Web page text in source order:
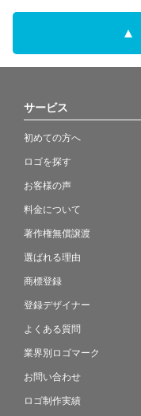
サービス
初めての方へ
ロゴを探す
お客様の声
料金について
著作権無償譲渡
選ばれる理由
商標登録
登録デザイナー
よくある質問
業界別ロゴマーク
お問い合わせ
ロゴ制作実績